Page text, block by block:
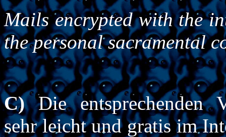
Mails encrypted with the
the personal sacramental
C)Die entsprechenden
sehr leicht und gratis im